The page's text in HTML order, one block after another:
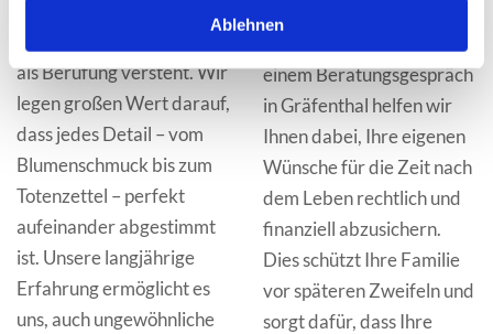
Ablehnen
als Berufung versteht. Wir
legen großen Wert darauf,
dass jedes Detail – vom
Blumenschmuck bis zum
Totenzettel – perfekt
aufeinander abgestimmt
ist. Unsere langjährige
Erfahrung ermöglicht es
uns, auch ungewöhnliche
einem Beratungsgespräch
in Gräfenthal helfen wir
Ihnen dabei, Ihre eigenen
Wünsche für die Zeit nach
dem Leben rechtlich und
finanziell abzusichern.
Dies schützt Ihre Familie
vor späteren Zweifeln und
sorgt dafür, dass Ihre